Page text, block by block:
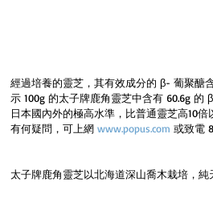
經過培養的靈芝，其有效成分的 β- 葡聚醣
示 100g 的太子牌鹿角靈芝中含有 60.6g
日本國內外的極高水準，比普通靈芝高10
有何疑問，可上網 www.popus.com 或致電
太子牌鹿角靈芝以北海道深山喬木栽培，純